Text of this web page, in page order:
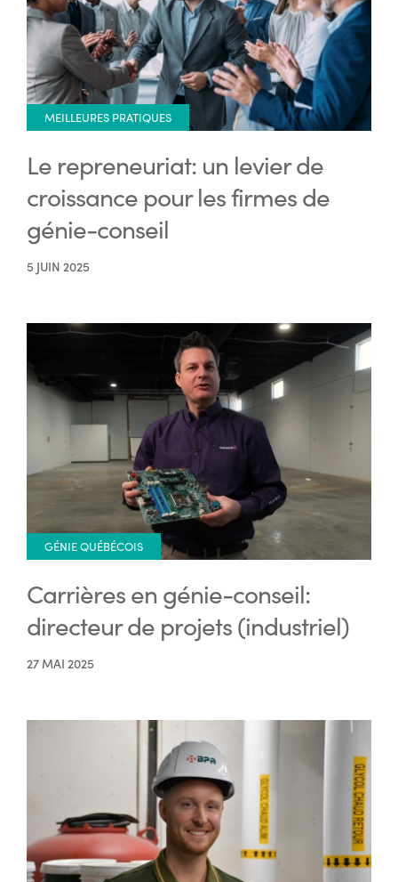
MEILLEURES PRATIQUES
Le repreneuriat: un levier de
croissance pour les firmes de
génie-conseil
5 JUIN 2025
GÉNIE QUÉBÉCOIS
Carrières en génie-conseil:
directeur de projets (industriel)
27 MAI 2025